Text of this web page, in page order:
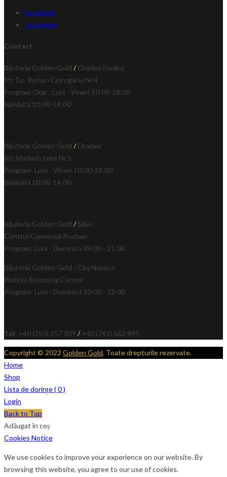
Facebook
Instagram
Contact
Bijuteria Golden Gold /Oradea (sediu)
Str. Ep. Roman Ciorogariu Nr.4
Program Orar : Luni - Vineri 10:00-18:00
Sâmbătă 10:00-14:00
Bijuteria Golden Gold /Oradea
Str. Madach Imre Nr.5
Program: Luni - Vineri 10:00-18:00
Sâmbătă 10:00-14:00
Bijuteria Golden Gold /Sibiu
Centrul Comercial Auchan
Program: Luni - Duminică 09:00 - 21:00
Bijuteria Golden Gold / Cluj Napoca
Platinia Shopping Center
Program: Luni - Duminică 10:00 - 22:00
Tel: +40 (755) 257 339 /+40 (741) 662 895
Copyright © 2022 Golden Gold. Toate drepturile rezervate.
Home
Shop
Lista de dorințe (0)
Login
Back to Top
Adăugat în coș
Cookies Notice
We use cookies to improve your experience on our website. By
browsing this website, you agree to our use of cookies.